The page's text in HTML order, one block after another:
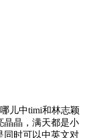
儿中timi和林志颖
晶晶，满天都是小
同时可以中英文对